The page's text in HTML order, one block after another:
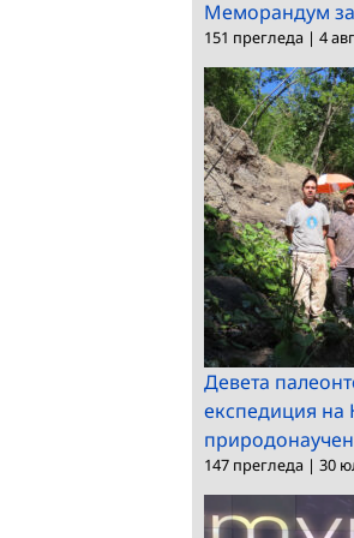
Меморандум за
151 прегледа | 4
Девета
експедиция на
147 прегледа | 30